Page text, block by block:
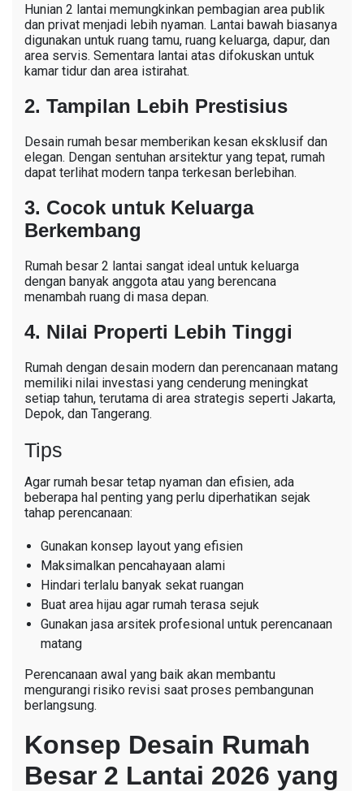
Hunian 2 lantai memungkinkan pembagian area publik
dan privat menjadi lebih nyaman. Lantai bawah biasanya
digunakan untuk ruang tamu, ruang keluarga, dapur, dan
area servis. Sementara lantai atas difokuskan untuk
kamar tidur dan area istirahat.
2. Tampilan Lebih Prestisius
Desain rumah besar memberikan kesan eksklusif dan
elegan. Dengan sentuhan arsitektur yang tepat, rumah
dapat terlihat modern tanpa terkesan berlebihan.
3. Cocok untuk Keluarga
Berkembang
Rumah besar 2 lantai sangat ideal untuk keluarga
dengan banyak anggota atau yang berencana
menambah ruang di masa depan.
4. Nilai Properti Lebih Tinggi
Rumah dengan desain modern dan perencanaan matang
memiliki nilai investasi yang cenderung meningkat
setiap tahun, terutama di area strategis seperti Jakarta,
Depok, dan Tangerang.
Tips
Agar rumah besar tetap nyaman dan efisien, ada
beberapa hal penting yang perlu diperhatikan sejak
tahap perencanaan:
Gunakan konsep layout yang efisien
Maksimalkan pencahayaan alami
Hindari terlalu banyak sekat ruangan
Buat area hijau agar rumah terasa sejuk
Gunakan jasa arsitek profesional untuk perencanaan
matang
Perencanaan awal yang baik akan membantu
mengurangi risiko revisi saat proses pembangunan
berlangsung.
Konsep Desain Rumah
Besar 2 Lantai 2026 yang